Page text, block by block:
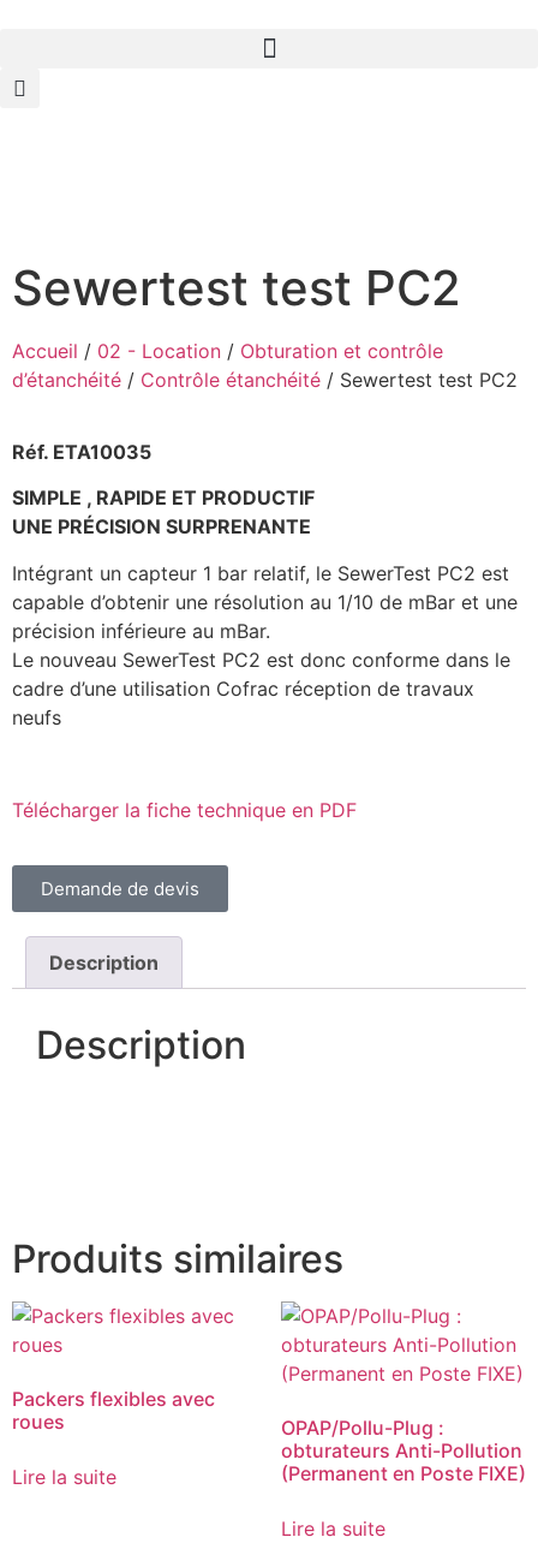
Sewertest test PC2
Accueil / 02 - Location / Obturation et contrôle
d’étanchéité / Contrôle étanchéité / Sewertest test PC2
Réf. ETA10035
SIMPLE , RAPIDE ET PRODUCTIF
UNE PRÉCISION SURPRENANTE
Intégrant un capteur 1 bar relatif, le SewerTest PC2 est
capable d’obtenir une résolution au 1/10 de mBar et une
précision inférieure au mBar.
Le nouveau SewerTest PC2 est donc conforme dans le
cadre d’une utilisation Cofrac réception de travaux
neufs
Télécharger la fiche technique en PDF
Demande de devis
Description
Description
Produits similaires
Packers flexibles avec
roues
Lire la suite
OPAP/Pollu-Plug :
obturateurs Anti-Pollution
(Permanent en Poste FIXE)
Lire la suite